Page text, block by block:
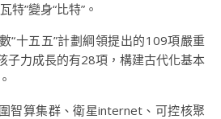
特”變身“比特”。
“十五五”計劃綱領提出的109項嚴重
子力成長的有28項，構建古代化基本
智算集群、衛星internet、可控核聚